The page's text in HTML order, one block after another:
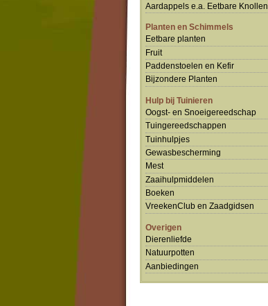
Aardappels e.a. Eetbare Knollen
Planten en Schimmels
Eetbare planten
Fruit
Paddenstoelen en Kefir
Bijzondere Planten
Hulp bij Tuinieren
Oogst- en Snoeigereedschap
Tuingereedschappen
Tuinhulpjes
Gewasbescherming
Mest
Zaaihulpmiddelen
Boeken
VreekenClub en Zaadgidsen
Overigen
Dierenliefde
Natuurpotten
Aanbiedingen